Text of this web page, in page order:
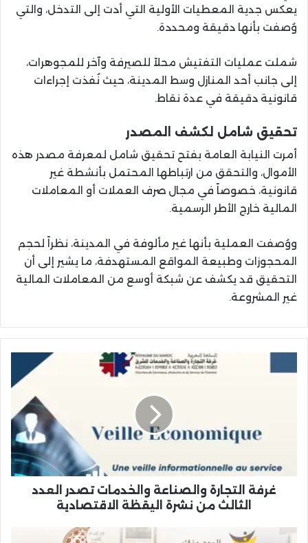
يعكس جدية المعطيات الأولية التي أدت إلى التدخل، والتي
وُصفت بأنها دقيقة ومحددة.
شملت عمليات التفتيش محلاً للصيرفة وآخر للمجوهرات،
إلى جانب أحد المنازل وسط المدينة، حيث نُفذت إجراءات
قانونية دقيقة في عدة نقاط.
تحقيق شامل لكشف المصدر
أمرت النيابة العامة بفتح تحقيق شامل لمعرفة مصدر هذه
الأموال، والتحقق من ارتباطها المحتمل بأنشطة غير
قانونية، خصوصاً في مجال صرف العملات أو المعاملات
المالية خارج الأطر الرسمية.
ووُصفت العملية بأنها غير مألوفة في المدينة، نظراً لحجم
المحجوزات وطبيعة المواقع المستهدفة، ما يشير إلى أن
التحقيق قد يكشف عن شبكة أوسع من المعاملات المالية
غير المشروعة.
التجارة
نشرة
اليقظةغرفة التجارة والصناعة والخدمات تصدر العدد
الثالث من نشرة اليقظة الاقتصادية
غرفة